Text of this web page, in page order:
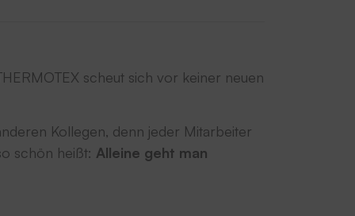
scheut sich vor keiner neuen
Kollegen, denn jeder Mitarbeiter
schön heißt: Alleine geht man